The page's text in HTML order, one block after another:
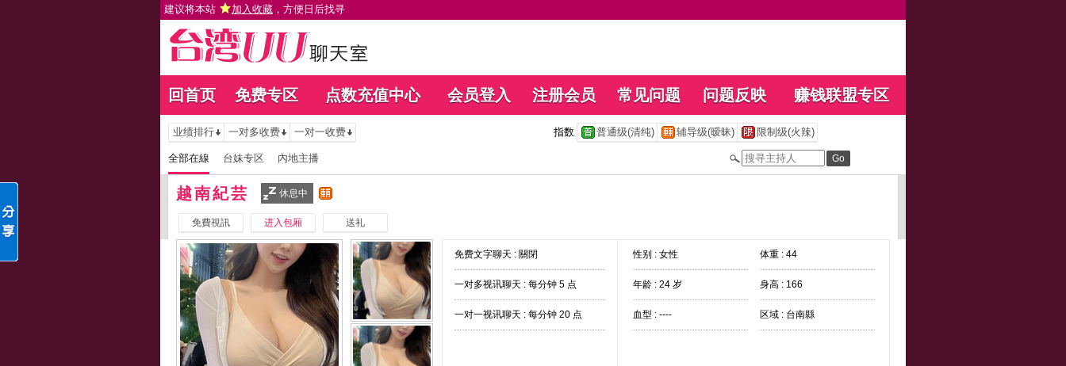
建议将本站 加入收藏 ，方便日后找寻
回首页 免费专区 点数充值中心 会员登入 注册会员 常见问题 问题反映 赚钱联盟专区
业绩排行 一对多收费 一对一收费 指数 普通级(清纯) 辅导级(暧昧) 限制级(火辣)
全部在線 台妹专区 內地主播
越南紀芸 休息中
免費視訊 进入包厢 送礼
免费文字聊天 : 關閉
一对多视讯聊天 : 每分钟 5 点
一对一视讯聊天 : 每分钟 20 点
性别 : 女性 体重 : 44
年龄 : 24 岁 身高 : 166
血型 : ---- 区域 : 台南縣